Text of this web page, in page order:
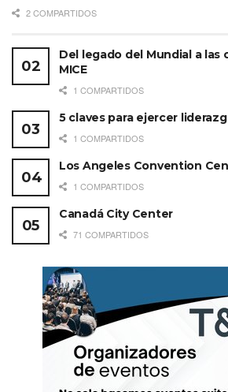
2 COMPARTIDOS
Del legado del Mundial a las
MICE
1 COMPARTIDOS
5 claves para ejercer
1 COMPARTIDOS
Los Angeles Convention
1 COMPARTIDOS
Canadá City Center
71 COMPARTIDOS